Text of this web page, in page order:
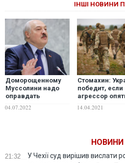
ІНШІ НОВИНИ
Доморощенному
Муссолини надо
оправдать
обстрелы
Беларуси, –
04.07.2022
Стомахин:
победит, если
агрессор
территорию –
Поражение
станет
неминуемого
14.04.2021
НОВИНИ
21:32
У Чехії суд вирішив вислати